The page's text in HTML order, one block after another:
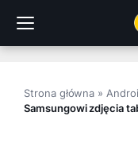
treści
Strona główna »
Samsungowi zdjęcia